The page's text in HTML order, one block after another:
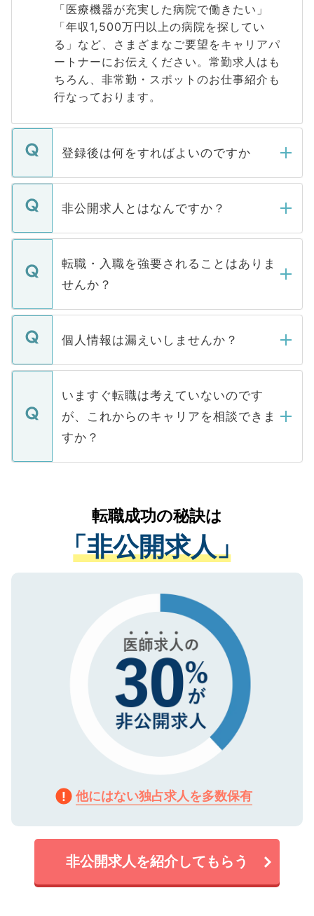
「医療機器が充実した病院で働きたい」
「年収1,500万円以上の病院を探してい
る」など、さまざまなご要望をキャリアパ
ートナーにお伝えください。常勤求人はも
ちろん、非常勤・スポットのお仕事紹介も
行なっております。
登録後は何をすればよいのですか
ご登録いただきましたら、弊社担当者がご
登録内容を確認し、その後メールもしくは
ます。通常、5営業日以内にはご連絡をせて
いただきますので、しばらくお待ちくださ
非公開求人とはなんですか？
マイナビDOCTORで取り扱っている求人の
うち約3割は、Webサイトからご覧いただ
けない「非公開求人」です。非公開求人は
下記の理由によって、一般には公開してい
ません。
■応募殺到を避けるため 人気のある医療機
関を公にしてしまうと、応募が殺到する場
に、医療機関が求める条件に合った人材の
みを人材紹介会社に依頼するケースが増え
ています。
転職・入職を強要されることはありま
せんか？
転職・入職を強要することは一切ありませ
ん。また、仮に応募先から内定をいただい
定を承諾する必要はありません。内定先へ
の辞退の連絡はキャリアパートナーが行い
個人情報は漏えいしませんか？
個人情報が漏えいすることはありませんの
で、ご安心ください。当サイトからの登録
などで収集したご登録者様の個人情報は、
ご本人のキャリアアップおよび転職活動の
支援を目的に使用いたします。お預かりし
ているすべての個人データはご本人の許可
は、個人情報の取り扱いについての厳密な
管理基準を満たした事業者のみに付与され
る、プライバシーマークを取得済みです。
で、機密保持に関してもご安心ください。
いますぐ転職は考えていないのです
が、これからのキャリアを相談できま
すか？
かがいして、現在の医療機関の状況や紹介
経験をまじえながら、適切なアドバイスを
させていただきます。すぐにご転職をされ
ない方には、長期的なサポートが可能です
ので、まずはご登録ください。
転職成功の秘訣は
「非公開求人」
他にはない独占求人を多数保有
非公開求人を紹介してもらう